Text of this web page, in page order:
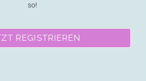
so!
REGISTRIEREN